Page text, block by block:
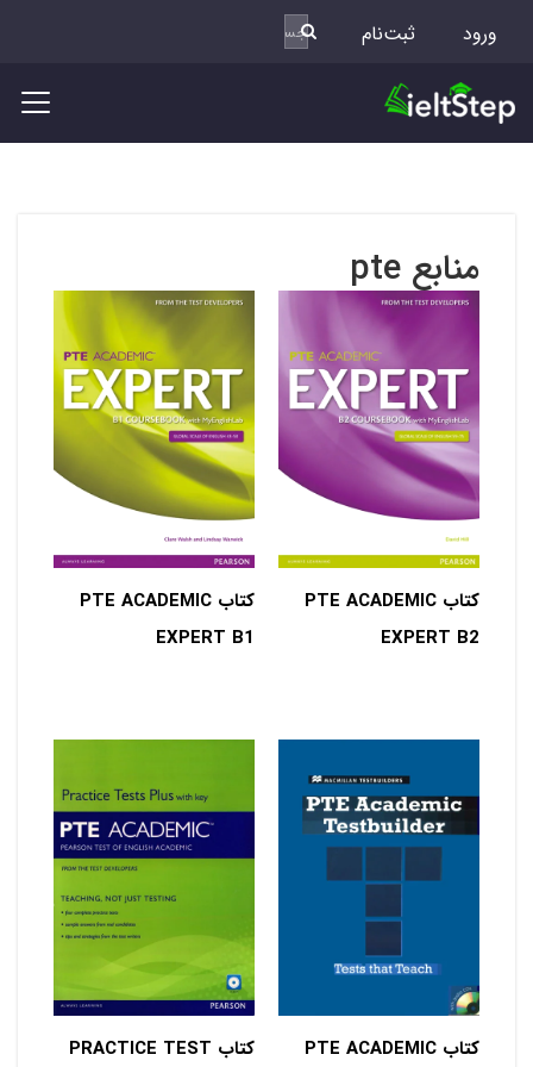
ورود ثبت‌نام
منابع pte
کتاب PTE ACADEMIC
EXPERT B2
کتاب PTE ACADEMIC
EXPERT B1
کتاب PTE ACADEMIC کتاب PRACTICE TEST